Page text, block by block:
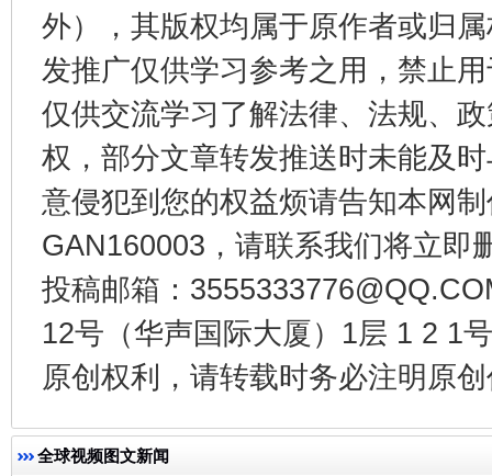
外），其版权均属于原作者或归
发推广仅供学习参考之用，禁止
仅供交流学习了解法律、法规、
权，部分文章转发推送时未能及
意侵犯到您的权益烦请告知本网
GAN160003，请联系我们将立即
投稿邮箱：
12号（华声国际大厦）1层 1 2 1
原创权利，请转载时务必注明原
全球视频图文新闻
东山县通报“牛蛙产品抗生素超标问题” 法
千年窑火 生生不息 一